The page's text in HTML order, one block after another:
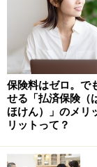
家族に必要な
て、必要固定
ないお金なら
基本技です。
うことなので
るのとは違い、
保険料はゼロ。で
せる「払済保険（
ほけん）」のメリ
リットって？